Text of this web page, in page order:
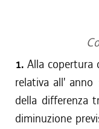
1. Alla copertura
relativa all' anno
della differenza
diminuzione